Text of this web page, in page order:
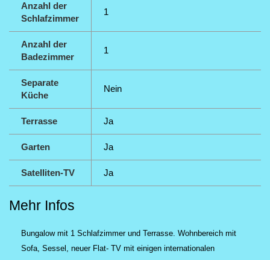
Anzahl der
Schlafzimmer
1
Anzahl der
Badezimmer
1
Separate
Küche
Nein
Terrasse Ja
Garten Ja
Satelliten-TV Ja
Mehr Infos
Bungalow mit 1 Schlafzimmer und Terrasse. Wohnbereich mit
Sofa, Sessel, neuer Flat- TV mit einigen internationalen